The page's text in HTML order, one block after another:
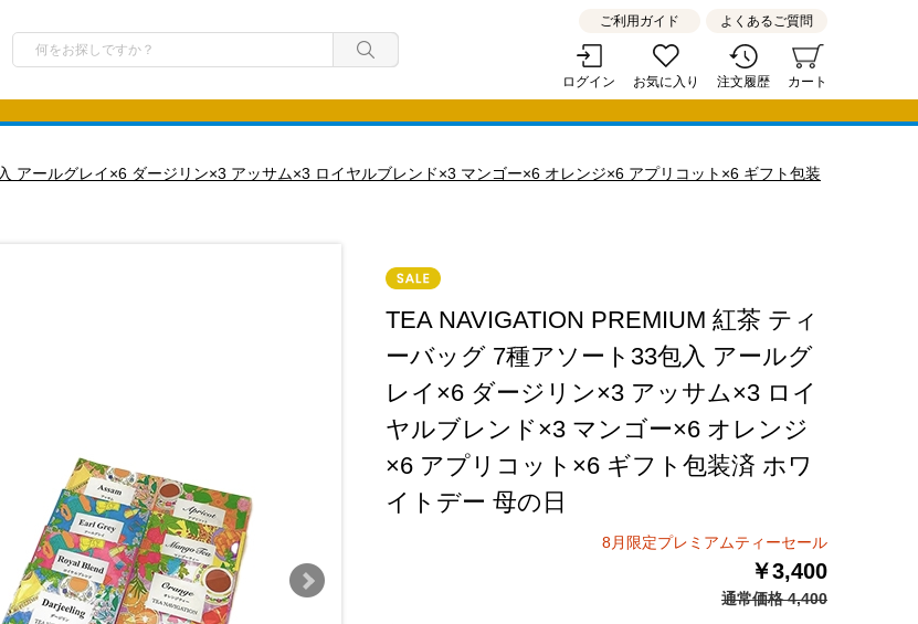
ご利用ガイド よくあるご質問
ログイン お気に入り 注文履歴 カート
アールグレイ×6 ダージリン×3 アッサム×3 ロイヤルブレンド×3 マンゴー×6 オレンジ×6 アプリコット×6 ギフト包装
TEA NAVIGATION PREMIUM 紅茶 ティ
ーバッグ 7種アソート33包入 アールグ
レイ×6 ダージリン×3 アッサム×3 ロイ
ヤルブレンド×3 マンゴー×6 オレンジ
×6 アプリコット×6 ギフト包装済 ホワ
イトデー 母の日
8月限定プレミアムティーセール
￥3,400
通常価格 4,400